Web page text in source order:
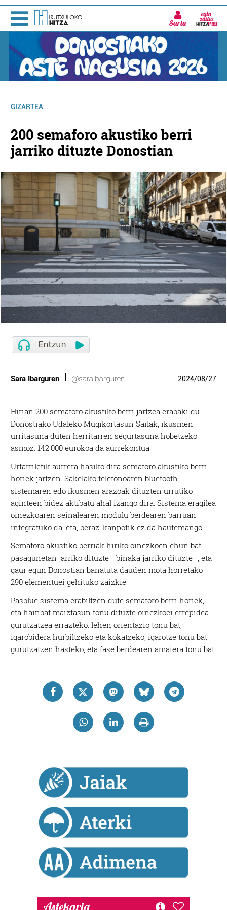
Sartu
GIZARTEA
200 semaforo akustiko berri
jarriko dituzte Donostian
Sara Ibarguren @saraibarguren 2024/08/27
Hirian 200 semaforo akustiko berri jartzea erabaki du
Donostiako Udaleko Mugikortasun Sailak, ikusmen
urritasuna duten herritarren segurtasuna hobetzeko
asmoz.142.000 eurokoa da aurrekontua.
Urtarriletik aurrera hasiko dira semaforo akustiko berri
horiek jartzen. Sakelako telefonoaren bluetooth
sistemaren edo ikusmen arazoak dituzten urrutiko
aginteen bidez aktibatu ahal izango dira. Sistema eragilea
oinezkoaren seinalearen modulu berdearen barruan
integratuko da, eta, beraz, kanpotik ez da hautemango.
Semaforo akustiko berriak hiriko oinezkoen ehun bat
pasagunetan jarriko dituzte –binaka jarriko dituzte–, eta
gaur egun Donostian banatuta dauden mota horretako
290 elementuei gehituko zaizkie.
Pasblue sistema erabiltzen dute semaforo berri horiek,
eta hainbat maiztasun tonu dituzte oinezkoei errepidea
gurutzatzea errazteko: lehen orientazio tonu bat,
igarobidera hurbiltzeko eta kokatzeko, igarotze tonu bat
gurutzatzen hasteko, eta fase berdearen amaiera tonu bat.
Astekaria